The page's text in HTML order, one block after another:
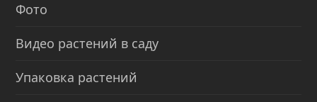
Фото
Видео растений в саду
Упаковка растений